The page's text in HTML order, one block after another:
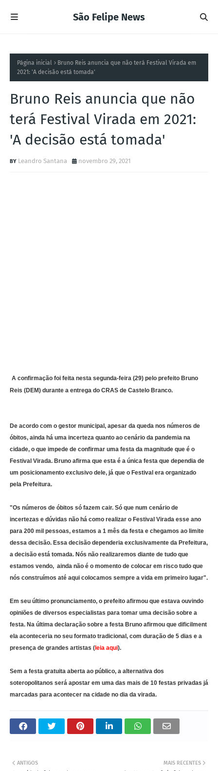
São Felipe News
Página inicial
Bruno Reis anuncia que não terá Festival Virada em
2021: 'A decisão está tomada'
Bruno Reis anuncia que não
terá Festival Virada em 2021:
'A decisão está tomada'
Leandro Santana novembro 29, 2021
A confirmação foi feita nesta segunda-feira (29) pelo prefeito Bruno
Reis (DEM) durante a entrega do CRAS de Castelo Branco.
De acordo com o gestor municipal, apesar da queda nos números de
óbitos, ainda há uma incerteza quanto ao cenário da pandemia na
cidade, o que impede de confirmar uma festa da magnitude que é o
Festival Virada. Bruno afirma que esta é a única festa que dependia de
um posicionamento exclusivo dele, já que o Festival era organizado
pela Prefeitura.
"Os números de óbitos só fazem cair. Só que num cenário de
incertezas e dúvidas não há como realizar o Festival Virada esse ano
para 200 mil pessoas, estamos a 1 mês da festa e chegamos ao limite
dessa decisão. Essa decisão dependeria exclusivamente da Prefeitura,
a decisão está tomada. Nós não realizaremos diante de tudo que
estamos vendo, ainda não é o momento de colocar em risco tudo que
nós construímos até aqui colocamos sempre a vida em primeiro lugar".
Em seu último pronunciamento, o prefeito afirmou que estava ouvindo
opiniões de diversos especialistas para tomar uma decisão sobre a
festa. Na última declaração sobre a festa Bruno afirmou que dificilment
ela aconteceria no seu formato tradicional, com duração de 5 dias e a
presença de grandes artistas (leia aqui).
Sem a festa gratuita aberta ao público, a alternativa dos
soteropolitanos será apostar em uma das mais de 10 festas privadas já
marcadas para acontecer na cidade no dia da virada.
MAIS RECENTES
ANTIGOS